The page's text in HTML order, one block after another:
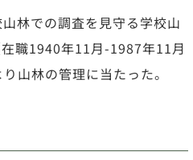
林での調査を見守る学校山
職1940年11月-1987年11月
山林の管理に当たった。